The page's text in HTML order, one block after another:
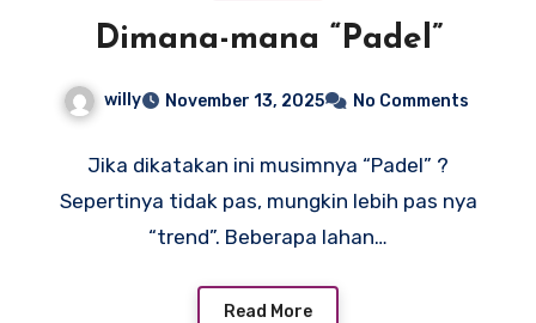
Dimana-mana “Padel”
willy November 13, 2025 No Comments
Jika dikatakan ini musimnya “Padel” ?
Sepertinya tidak pas, mungkin lebih pas nya
“trend”. Beberapa lahan…
Read More